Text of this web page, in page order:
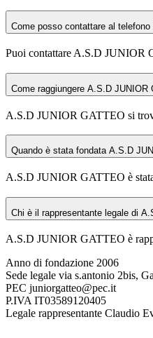
Come posso contattare al
Puoi contattare A.S.D JUNIOR
Come raggiungere A.S.D JUNIOR
A.S.D JUNIOR GATTEO si
Quando è stata fondata A.S.D
A.S.D JUNIOR GATTEO è
Chi è il rappresentante legale di
A.S.D JUNIOR GATTEO è
Anno di fondazione 2006
Sede legale via s.antonio 2bis,
PEC juniorgatteo@pec.it
P.IVA IT03589120405
Legale rappresentante Claudio